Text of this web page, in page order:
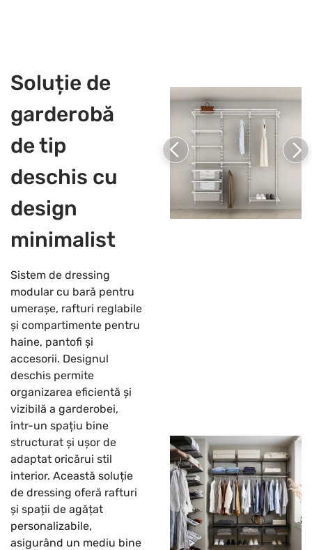
Soluție de
garderobă
de tip
deschis cu
design
minimalist
Sistem de dressing
modular cu bară pentru
umerașe, rafturi reglabile
și compartimente pentru
haine, pantofi și
accesorii. Designul
deschis permite
organizarea eficientă și
vizibilă a garderobei,
într-un spațiu bine
structurat și ușor de
adaptat oricărui stil
interior. Această soluție
de dressing oferă rafturi
și spații de agățat
personalizabile,
asigurând un mediu bine